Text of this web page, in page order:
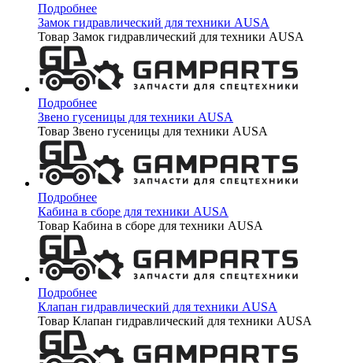
Подробнее
Замок гидравлический для техники AUSA
Товар Замок гидравлический для техники AUSA
Подробнее
Звено гусеницы для техники AUSA
Товар Звено гусеницы для техники AUSA
Подробнее
Кабина в сборе для техники AUSA
Товар Кабина в сборе для техники AUSA
Подробнее
Клапан гидравлический для техники AUSA
Товар Клапан гидравлический для техники AUSA